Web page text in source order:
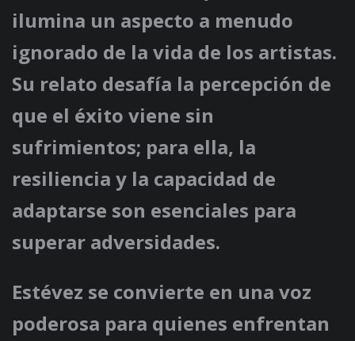
ilumina un aspecto a menudo
ignorado de la vida de los artistas.
Su relato desafía la percepción de
que el éxito viene sin
sufrimientos; para ella, la
resiliencia y la capacidad de
adaptarse son esenciales para
superar adversidades.
Estévez se convierte en una voz
poderosa para quienes enfrentan